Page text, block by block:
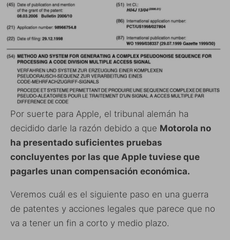
Por suerte para Apple, el tribunal alemán ha
decidido darle la razón debido a que Motorola no
ha presentado suficientes pruebas
concluyentes por las que Apple tuviese que
pagarles unan compensación económica.
Veremos cuál es el siguiente paso en una guerra
de patentes y acciones legales que parece que no
va a tener un fin a corto y medio plazo.